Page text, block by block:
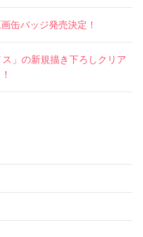
缶バッジ発売決定！
ス」の新規描き下ろしクリア